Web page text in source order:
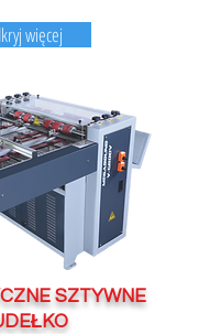
więcej
SZTYWNE